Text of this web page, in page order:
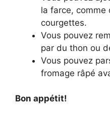
la farce, comme
courgettes.
Vous pouvez
par du thon ou
Vous pouvez
fromage râpé
Bon appétit!